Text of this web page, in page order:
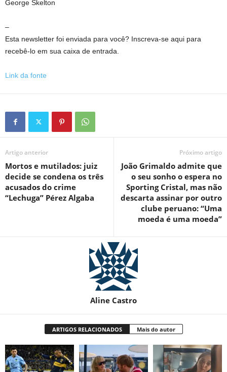
George Skelton
–
Esta newsletter foi enviada para você? Inscreva-se aqui para
recebê-lo em sua caixa de entrada.
Link da fonte
Artigo anterior
Mortos e mutilados: juiz
decide se condena os três
acusados ​​do crime
“Lechuga” Pérez Algaba
Próximo artigo
João Grimaldo admite que
o seu sonho o espera no
Sporting Cristal, mas não
descarta assinar por outro
clube peruano: “Uma
moeda é uma moeda”
Aline Castro
ARTIGOS RELACIONADOS Mais do autor